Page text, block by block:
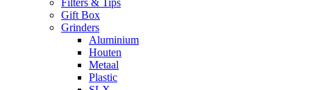
Filters & Tips
Gift Box
Grinders
Aluminium
Houten
Metaal
Plastic